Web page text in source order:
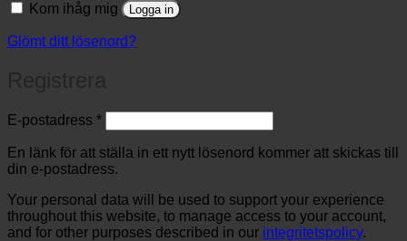
Kom ihåg mig Logga in
Glömt ditt lösenord?
E-postadress *Obligatoriskt
En länk för att ställa in ett nytt lösenord kommer att skickas till
din e-postadress.
Your personal data will be used to support your experience
throughout this website, to manage access to your account,
and for other purposes described in our integritetspolicy.